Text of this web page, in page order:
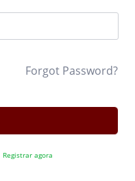
Forgot Password?
Registrar agora